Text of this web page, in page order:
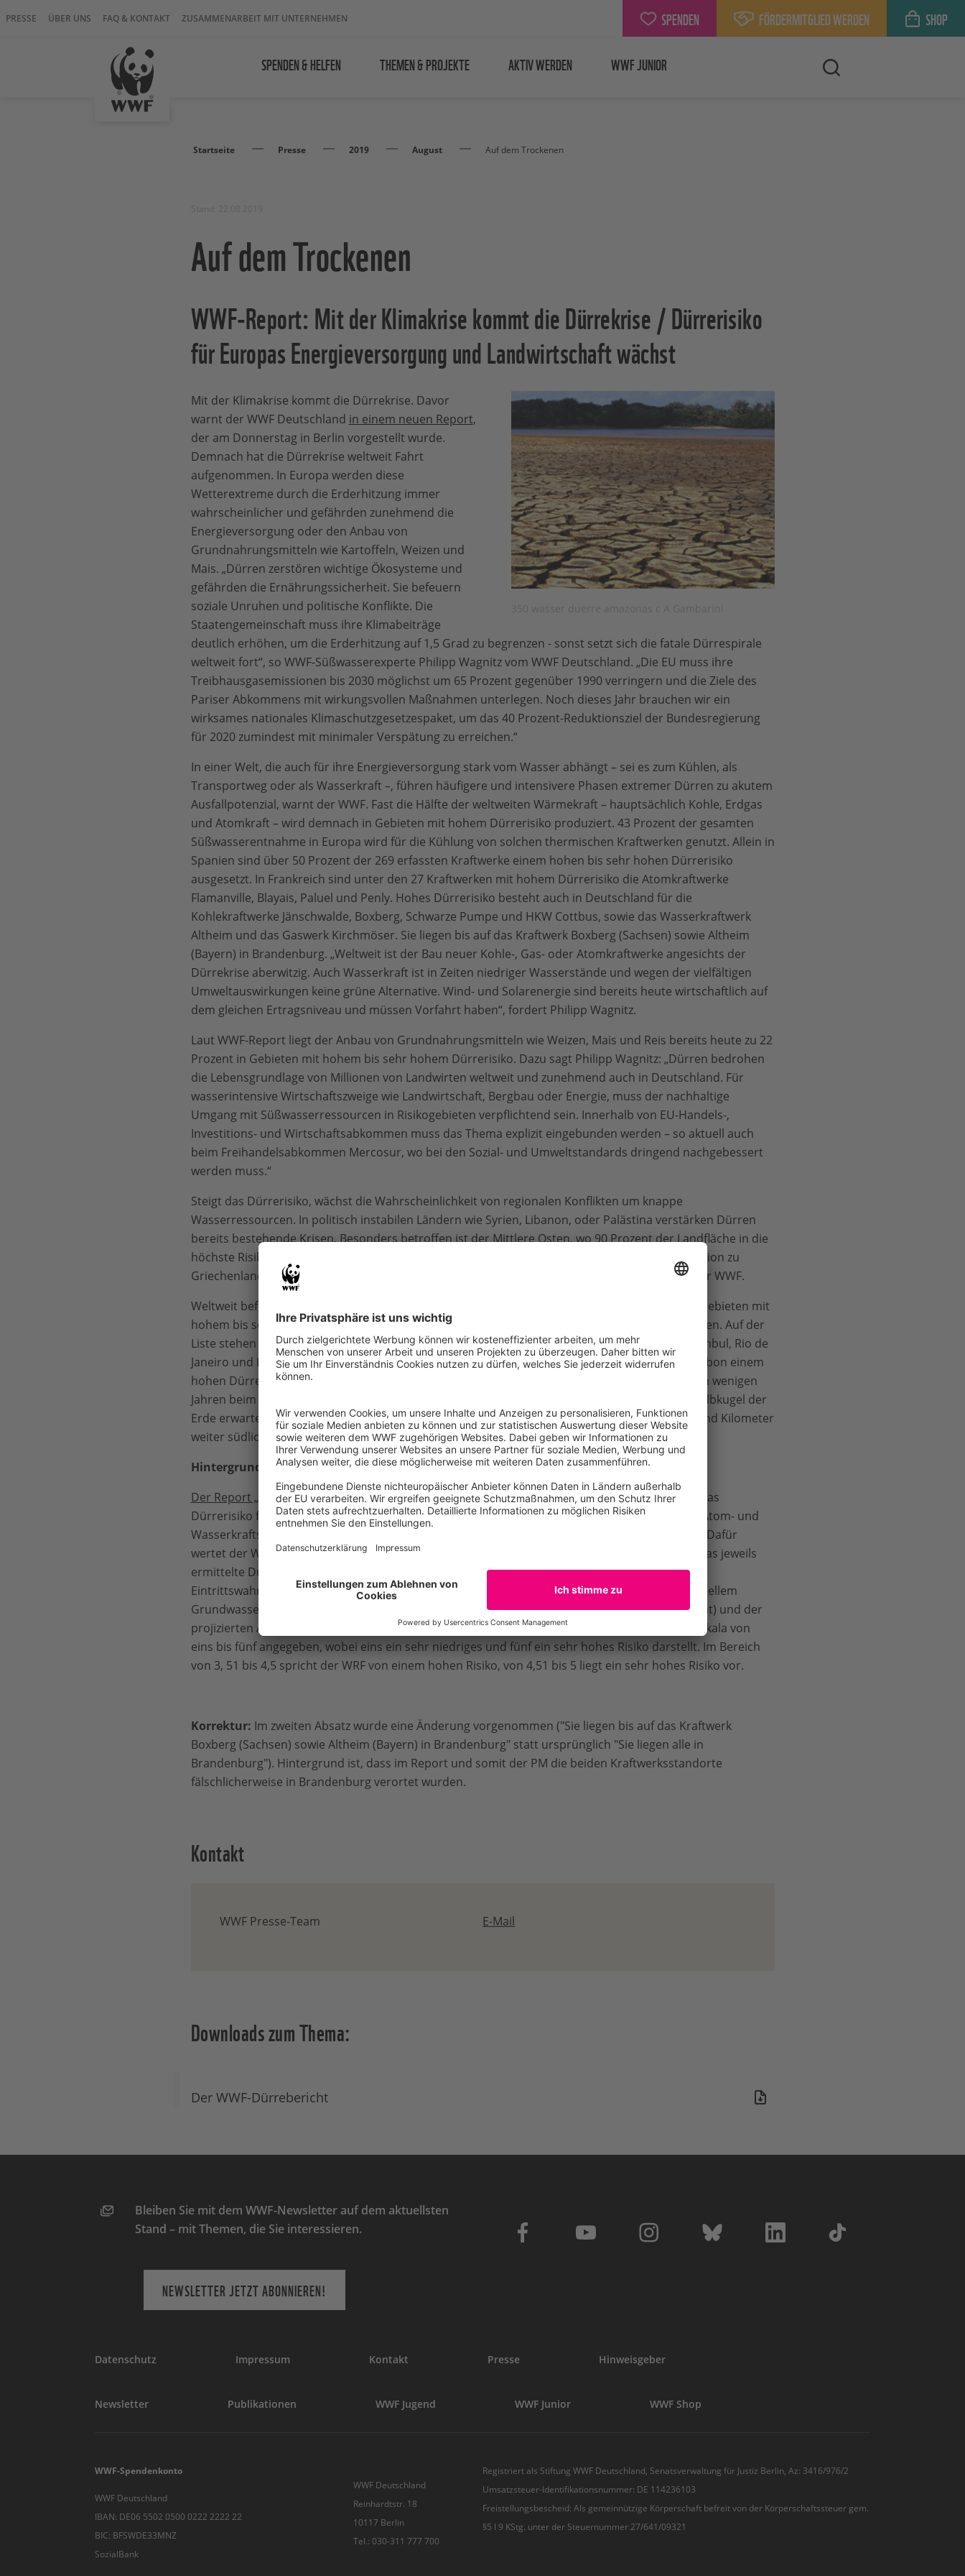
PRESSE ÜBER UNS FAQ & KONTAKT ZUSAMMENARBEIT MIT UNTERNEHMEN SPENDEN FÖRDERMITGLIED WERDEN SHOP
SPENDEN & HELFEN THEMEN & PROJEKTE AKTIV WERDEN WWF JUNIOR
Startseite Presse 2019 August Auf dem Trockenen
Auf dem Trockenen
WWF-Report: Mit der Klimakrise kommt die Dürrekrise / Dürrerisiko
für Europas Energieversorgung und Landwirtschaft wächst
Mit der Klimakrise kommt die Dürrekrise. Davor
warnt der WWF Deutschland in einem neuen Report,
der am Donnerstag in Berlin vorgestellt wurde.
Demnach hat die Dürrekrise weltweit Fahrt
aufgenommen. In Europa werden diese
Wetterextreme durch die Erderhitzung immer
wahrscheinlicher und gefährden zunehmend die
Energieversorgung oder den Anbau von
Grundnahrungsmitteln wie Kartoffeln, Weizen und
Mais. „Dürren zerstören wichtige Ökosysteme und
gefährden die Ernährungssicherheit. Sie befeuern
soziale Unruhen und politische Konflikte. Die
Staatengemeinschaft muss ihre Klimabeiträge
deutlich erhöhen, um die Erderhitzung auf 1,5 Grad zu begrenzen - sonst setzt sich die fatale Dürrespirale
weltweit fort“, so WWF-Süßwasserexperte Philipp Wagnitz vom WWF Deutschland. „Die EU muss ihre
Treibhausgasemissionen bis 2030 möglichst um 65 Prozent gegenüber 1990 verringern und die Ziele des
Pariser Abkommens mit wirkungsvollen Maßnahmen unterlegen. Noch dieses Jahr brauchen wir ein
wirksames nationales Klimaschutzgesetzespaket, um das 40 Prozent-Reduktionsziel der Bundesregierung
für 2020 zumindest mit minimaler Verspätung zu erreichen.“
In einer Welt, die auch für ihre Energieversorgung stark vom Wasser abhängt – sei es zum Kühlen, als
Transportweg oder als Wasserkraft –, führen häufigere und intensivere Phasen extremer Dürren zu akutem
Ausfallpotenzial, warnt der WWF. Fast die Hälfte der weltweiten Wärmekraft – hauptsächlich Kohle, Erdgas
und Atomkraft – wird demnach in Gebieten mit hohem Dürrerisiko produziert. 43 Prozent der gesamten
Süßwasserentnahme in Europa wird für die Kühlung von solchen thermischen Kraftwerken genutzt. Allein in
Spanien sind über 50 Prozent der 269 erfassten Kraftwerke einem hohen bis sehr hohen Dürrerisiko
ausgesetzt. In Frankreich sind unter den 27 Kraftwerken mit hohem Dürrerisiko die Atomkraftwerke
Flamanville, Blayais, Paluel und Penly. Hohes Dürrerisiko besteht auch in Deutschland für die
Kohlekraftwerke Jänschwalde, Boxberg, Schwarze Pumpe und HKW Cottbus, sowie das Wasserkraftwerk
Altheim und das Gaswerk Kirchmöser. Sie liegen bis auf das Kraftwerk Boxberg (Sachsen) sowie Altheim
(Bayern) in Brandenburg. „Weltweit ist der Bau neuer Kohle-, Gas- oder Atomkraftwerke angesichts der
Dürrekrise aberwitzig. Auch Wasserkraft ist in Zeiten niedriger Wasserstände und wegen der vielfältigen
Umweltauswirkungen keine grüne Alternative. Wind- und Solarenergie sind bereits heute wirtschaftlich auf
dem gleichen Ertragsniveau und müssen Vorfahrt haben“, fordert Philipp Wagnitz.
Laut WWF-Report liegt der Anbau von Grundnahrungsmitteln wie Weizen, Mais und Reis bereits heute zu 22
Prozent in Gebieten mit hohem bis sehr hohem Dürrerisiko. Dazu sagt Philipp Wagnitz: „Dürren bedrohen
die Lebensgrundlage von Millionen von Landwirten weltweit und zunehmend auch in Deutschland. Für
wasserintensive Wirtschaftszweige wie Landwirtschaft, Bergbau oder Energie, muss der nachhaltige
Umgang mit Süßwasserressourcen in Risikogebieten verpflichtend sein. Innerhalb von EU-Handels-,
Investitions- und Wirtschaftsabkommen muss das Thema explizit eingebunden werden – so aktuell auch
beim Freihandelsabkommen Mercosur, wo bei den Sozial- und Umweltstandards dringend nachgebessert
werden muss.“
Steigt das Dürrerisiko, wächst die Wahrscheinlichkeit von regionalen Konflikten um knappe
Wasserressourcen. In politisch instabilen Ländern wie Syrien, Libanon, oder Palästina verstärken Dürren
bereits bestehende Krisen. Besonders betroffen ist der Mittlere Osten, wo 90 Prozent der Landfläche in die
höchste Risikokategorie für Dürren fällt. In Europa hat die Türkei, insbesondere in der Grenzregion zu
Griechenland und Bulgarien, ein hohes Risiko für wasserbasierte Konflikte und Krisen, warnt der WWF.
Weltweit befinden sich bereits 19 Prozent der Städte mit mehr als einer Million Einwohnern in Gebieten mit
hohem bis sehr hohem Dürrerisiko – betroffen sind dort insgesamt rund 370 Millionen Menschen. Auf der
Liste stehen sechs Megastädte mit mehr als 10 Millionen Einwohnern: Delhi, Kairo, Karachi, Istanbul, Rio de
Janeiro und Hyderabad. In Europa sind neben Istanbul derzeit unter anderem Madrid und Lissabon einem
hohen Dürrerisiko ausgesetzt. „Andere Städte wie Rom, Neapel, Athen und München könnten in wenigen
Jahren beim Dürrerisiko nachziehen“, erwartet Philipp Wagnitz vom WWF. Denn auf der Nordhalbkugel der
Erde erwarten Forscher in Metropolen künftig Klimabedingungen, wie sie heute mehr als tausend Kilometer
weiter südlich bestehen.
Hintergrund:
Der Report „Risiko Dürre. Der weltweite Durst nach Wasser in Zeiten der Klimakrise“bewertet das
Dürrerisiko für Städte, Anbaugebiete von Mais, Reis und Weizen, für Feuchtgebiete, für Kohle-, Atom- und
Wasserkraftstandorte sowie Gebiete mit wasserbezogenen politischen Auseinandersetzungen. Dafür
wertet der WWF vorliegende Daten aus und nutzt zusätzlich den WWF Water Risk Filter (WRF). Das jeweils
ermittelte Dürrerisiko setzt sich zusammen aus physischen Risikoindikatoren: der aktuellen
Eintrittswahrscheinlichkeit von Dürren (30 Prozent), aktuellem Wassermangel (20 Prozent), aktuellem
Grundwasserstress (20 Prozent), der projizierten Änderung im Auftreten von Dürren (20 Prozent) und der
projizierten Änderung im Wasserabfluss (10 Prozent). Das konkrete Dürrerisiko wird auf einer Skala von
eins bis fünf angegeben, wobei eins ein sehr niedriges und fünf ein sehr hohes Risiko darstellt. Im Bereich
von 3, 51 bis 4,5 spricht der WRF von einem hohen Risiko, von 4,51 bis 5 liegt ein sehr hohes Risiko vor.
Korrektur: Im zweiten Absatz wurde eine Änderung vorgenommen ("Sie liegen bis auf das Kraftwerk
Boxberg (Sachsen) sowie Altheim (Bayern) in Brandenburg" statt ursprünglich "Sie liegen alle in
Brandenburg"). Hintergrund ist, dass im Report und somit der PM die beiden Kraftwerksstandorte
fälschlicherweise in Brandenburg verortet wurden.
Kontakt
WWF Presse-Team E-Mail
Downloads zum Thema:
Der WWF-Dürrebericht
Bleiben Sie mit dem WWF-Newsletter auf dem aktuellsten
Stand – mit Themen, die Sie interessieren.
NEWSLETTER JETZT ABONNIEREN!
Datenschutz Impressum Kontakt Presse Hinweisgeber
Newsletter Publikationen WWF Jugend WWF Junior WWF Shop
WWF-Spendenkonto
WWF Deutschland
IBAN: DE06 5502 0500 0222 2222 22
BIC: BFSWDE33MNZ
SozialBank
WWF Deutschland
Reinhardtstr. 18
10117 Berlin
Tel.: 030-311 777 700
Registriert als Stiftung WWF Deutschland, Senatsverwaltung für Justiz Berlin, Az: 3416/976/2
Umsatzsteuer-Identifikationsnummer: DE 114236103
Freistellungsbescheid: Als gemeinnützige Körperschaft befreit von der Körperschaftssteuer gem.
§5 I 9 KStg. unter der Steuernummer 27/641/09321